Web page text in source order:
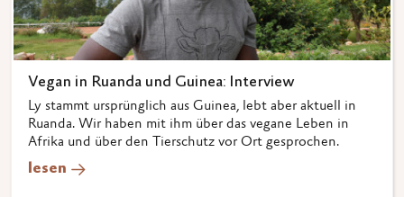
Vegan in Ruanda und Guinea: Interview
Ly stammt ursprünglich aus Guinea, lebt aber aktuell in
Ruanda. Wir haben mit ihm über das vegane Leben in
Afrika und über den Tierschutz vor Ort gesprochen.
lesen